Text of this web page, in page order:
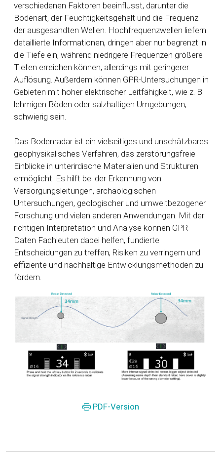
verschiedenen Faktoren beeinflusst, darunter die
Bodenart, der Feuchtigkeitsgehalt und die Frequenz
der ausgesandten Wellen. Hochfrequenzwellen liefern
detaillierte Informationen, dringen aber nur begrenzt in
die Tiefe ein, während niedrigere Frequenzen größere
Tiefen erreichen können, allerdings mit geringerer
Auflösung. Außerdem können GPR-Untersuchungen in
Gebieten mit hoher elektrischer Leitfähigkeit, wie z. B.
lehmigen Böden oder salzhaltigen Umgebungen,
schwierig sein.
Das Bodenradar ist ein vielseitiges und unschätzbares
geophysikalisches Verfahren, das zerstörungsfreie
Einblicke in unterirdische Materialien und Strukturen
ermöglicht. Es hilft bei der Erkennung von
Versorgungsleitungen, archäologischen
Untersuchungen, geologischer und umweltbezogener
Forschung und vielen anderen Anwendungen. Mit der
richtigen Interpretation und Analyse können GPR-
Daten Fachleuten dabei helfen, fundierte
Entscheidungen zu treffen, Risiken zu verringern und
effiziente und nachhaltige Entwicklungsmethoden zu
fördern.
PDF-Version